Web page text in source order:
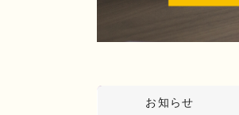
お知らせ